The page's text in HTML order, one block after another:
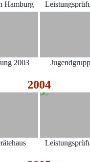
Hamburg
2003
2004